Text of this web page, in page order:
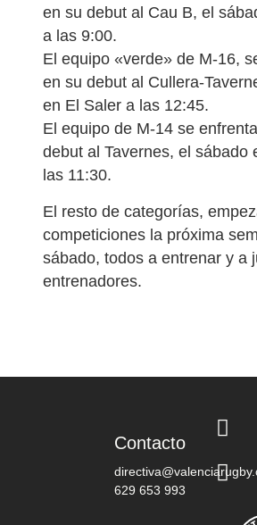
en su debut al Cau B, el
a las 9:00.
El equipo «verde» de M-16,
en su debut al Cullera-
en El Saler a las 12:45.
El equipo de M-14 se
debut al Tavernes, el sábado
las 11:30.
El resto de categorías,
competiciones la próxima
sábado, todos a entrenar y a
entrenadores.
Contacto
629 653 993